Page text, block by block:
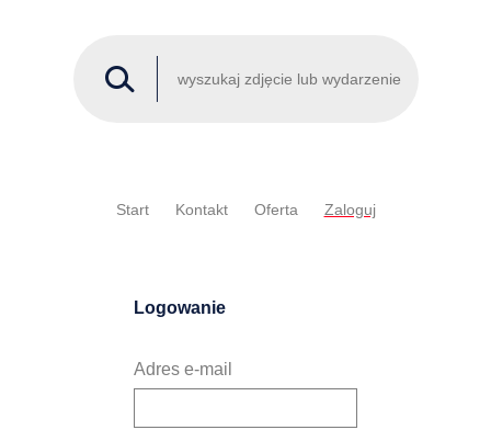
Start Kontakt Oferta Zaloguj
Logowanie
Adres e-mail